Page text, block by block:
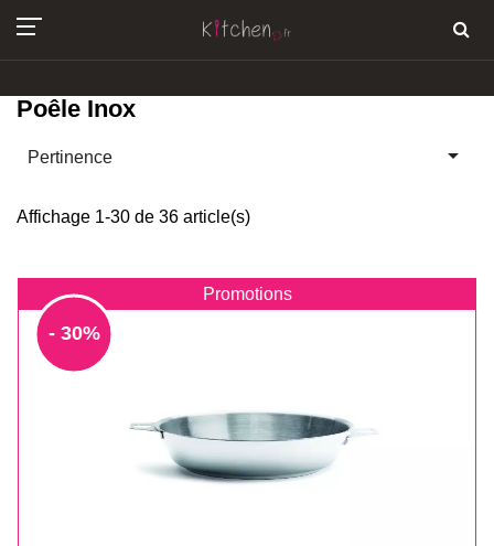
Poêle Inox
Pertinence 
Affichage 1-30 de 36 article(s)
Promotions
- 30%